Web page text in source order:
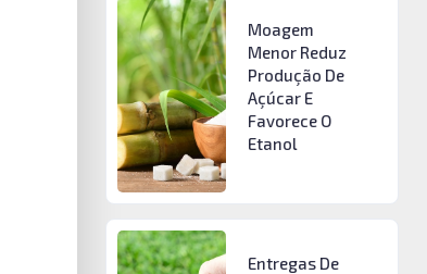
Moagem
Menor Reduz
Produção De
Açúcar E
Favorece O
Etanol
Entregas De